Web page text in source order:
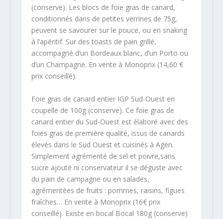
(conserve). Les blocs de foie gras de canard,
conditionnés dans de petites verrines de 75g,
peuvent se savourer sur le pouce, ou en snaking
à l’apéritif. Sur des toasts de pain grillé,
accompagné d’un Bordeaux blanc, d’un Porto ou
d’un Champagne. En vente à Monoprix (14,60 €
prix conseillé).
Foie gras de canard entier IGP Sud-Ouest en
coupelle de 100g (conserve). Ce foie gras de
canard entier du Sud-Ouest est élaboré avec des
foies gras de première qualité, issus de canards
élevés dans le Sud Ouest et cuisinés à Agen.
Simplement agrémenté de sel et poivre,sans
sucre ajouté ni conservateur il se déguste avec
du pain de campagne ou en salades,
agrémentées de fruits : pommes, raisins, figues
fraîches… En vente à Monoprix (16€ prix
conseillé). Existe en bocal Bocal 180g (conserve)